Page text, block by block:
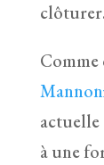
clôturer.
Comme
actuelle
à une